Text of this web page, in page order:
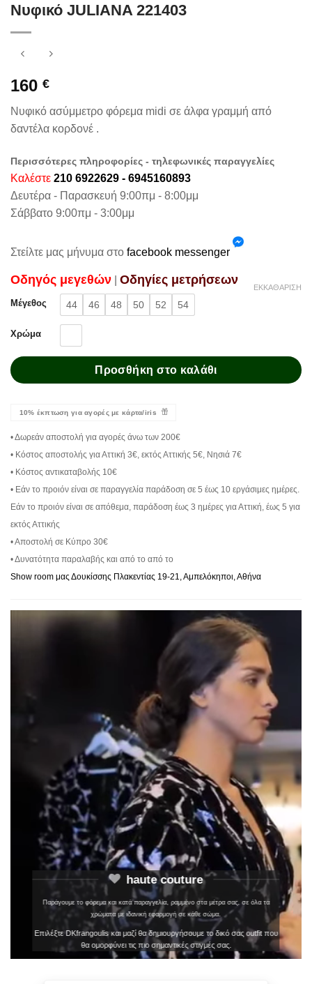
Νυφικό JULIANA 221403
160 €
Νυφικό ασύμμετρο φόρεμα midi σε άλφα γραμμή από
δαντέλα κορδονέ .
Περισσότερες πληροφορίες - τηλεφωνικές παραγγελίες
Καλέστε 210 6922629 - 6945160893
Δευτέρα - Παρασκευή 9:00πμ - 8:00μμ
Σάββατο 9:00πμ - 3:00μμ
Στείλτε μας μήνυμα στο facebook messenger
Oδηγός μεγεθών Oδηγίες μετρήσεων
Μέγεθος 44 46 48 50 52 54
Χρώμα
ΕΚΚΑΘΆΡΙΣΗ
Προσθήκη στο καλάθι
10% έκπτωση για αγορές με κάρτα/iris
• Δωρεάν αποστολή για αγορές άνω των 200€
• Κόστος αποστολής για Αττική 3€, εκτός Αττικής 5€, Νησιά 7€
• Κόστος αντικαταβολής 10€
• Εάν το προιόν είναι σε παραγγελία παράδοση σε 5 έως 10 εργάσιμες ημέρες.
Εάν το προιόν είναι σε απόθεμα, παράδοση έως 3 ημέρες για Αττική, έως 5 για
εκτός Αττικής
• Αποστολή σε Κύπρο 30€
• Δυνατότητα παραλαβής και από το από το
Show room μας Δουκίσσης Πλακεντίας 19-21, Αμπελόκηποι, Αθήνα
haute couture
Παράγουμε το φόρεμα και κατά παραγγελία, ραμμένο στα μέτρα σας, σε όλα τα
χρώματα με ιδανική εφαρμογή σε κάθε σώμα.
Επιλέξτε DKfrangoulis και μαζί θα δημιουργήσουμε το δικό σας outfit που
θα ομορφύνει τις πιο σημαντικές στιγμές σας.